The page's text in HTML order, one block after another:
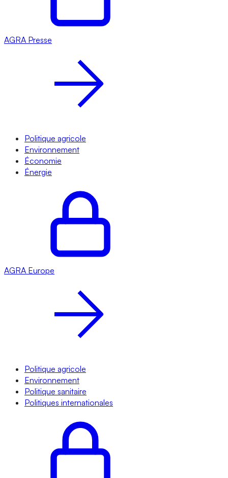
AGRA Presse
Politique agricole
Environnement
Économie
Énergie
AGRA Europe
Politique agricole
Environnement
Politique sanitaire
Politiques internationales